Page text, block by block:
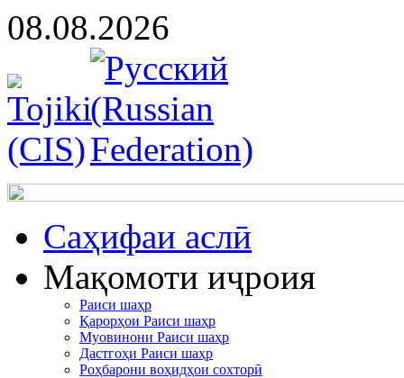
08.08.2026
Cаҳифаи аслӣ
Мақомоти иҷроия
Раиси шаҳр
Қарорҳои Раиси шаҳр
Муовинони Раиси шаҳр
Дастгоҳи Раиси шаҳр
Роҳбарони воҳидҳои сохторӣ